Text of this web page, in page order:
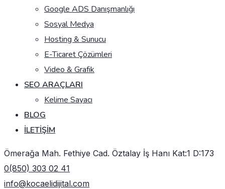
Google ADS Danışmanlığı
Sosyal Medya
Hosting & Sunucu
E-Ticaret Çözümleri
Video & Grafik
SEO ARAÇLARI
Kelime Sayacı
BLOG
İLETIŞIM
Ömerağa Mah. Fethiye Cad. Öztalay İş Hanı Kat:1 D:173
0(850) 303 02 41
info@kocaelidijital.com